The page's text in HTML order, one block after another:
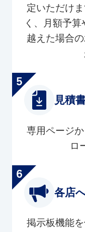
定いただけ
く、月額予
越えた場合
見積
専用ページ
ロ
各店
掲示板機能